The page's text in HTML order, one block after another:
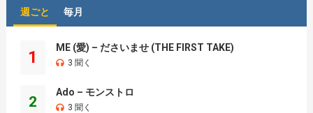
週ごと 毎月
1
ME (愛) – ださいませ (THE FIRST TAKE)
3 聞く
2
Ado – モンストロ
3 聞く